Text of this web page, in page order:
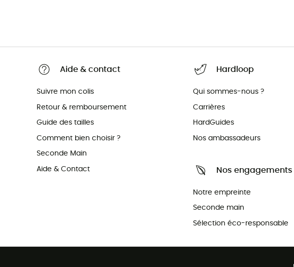
Aide & contact
Suivre mon colis
Retour & remboursement
Guide des tailles
Comment bien choisir ?
Seconde Main
Aide & Contact
Hardloop
Qui sommes-nous ?
Carrières
HardGuides
Nos ambassadeurs
Nos engagements
Notre empreinte
Seconde main
Sélection éco-responsable